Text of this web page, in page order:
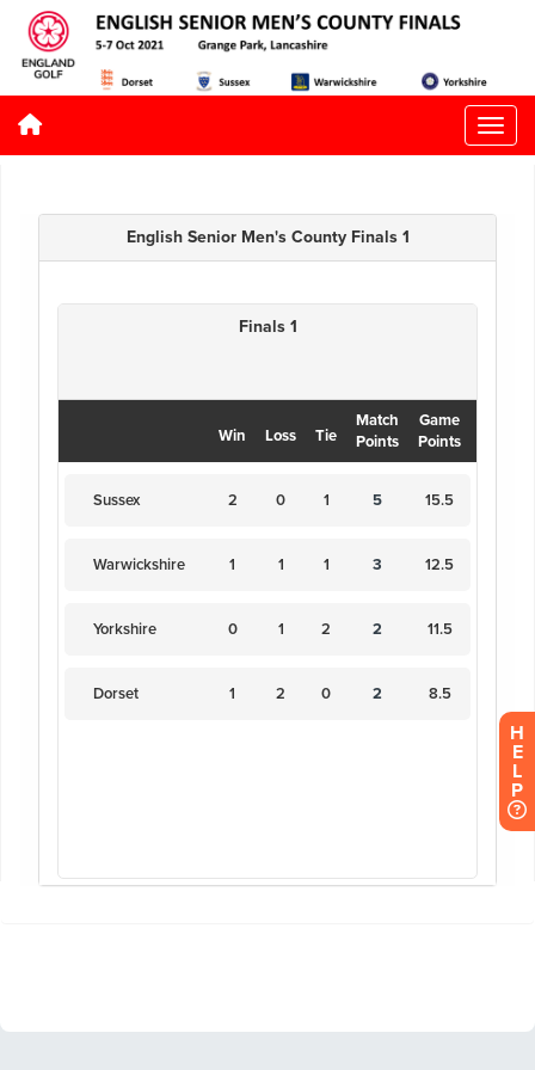
H
E
L
P